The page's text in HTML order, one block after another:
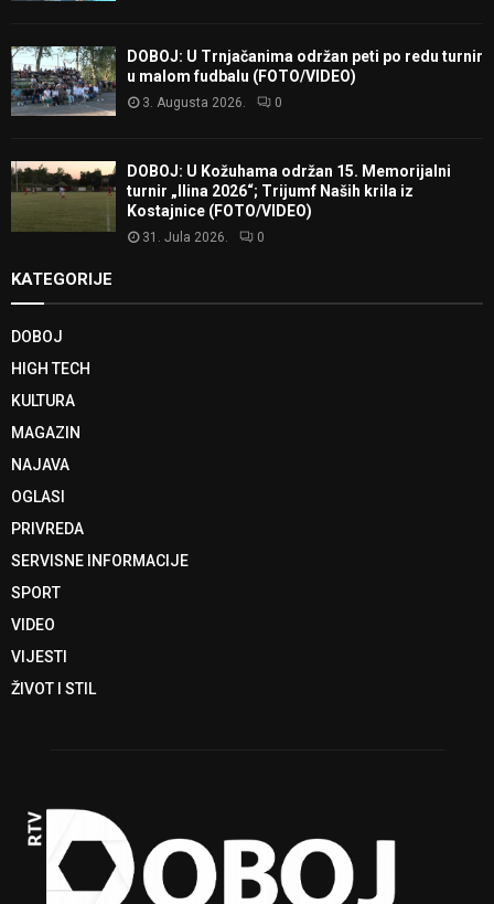
DOBOJ: U Trnjačanima održan peti po redu turnir
u malom fudbalu (FOTO/VIDEO)
3. Augusta 2026. 0
DOBOJ: U Kožuhama održan 15. Memorijalni
turnir „Ilina 2026“; Trijumf Naših krila iz
Kostajnice (FOTO/VIDEO)
31. Jula 2026. 0
KATEGORIJE
DOBOJ
HIGH TECH
KULTURA
MAGAZIN
NAJAVA
OGLASI
PRIVREDA
SERVISNE INFORMACIJE
SPORT
VIDEO
VIJESTI
ŽIVOT I STIL